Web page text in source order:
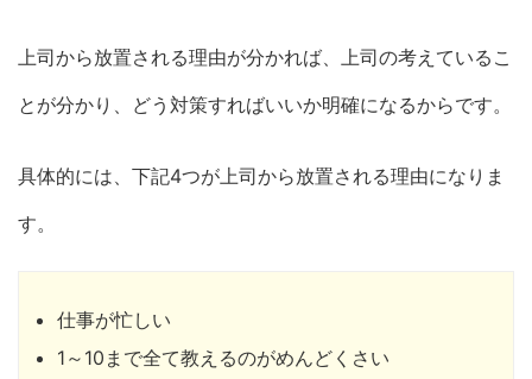
上司から放置される理由が分かれば、上司の考えているこ
とが分かり、どう対策すればいいか明確になるからです。
具体的には、下記4つが上司から放置される理由になりま
す。
仕事が忙しい
1～10まで全て教えるのがめんどくさい